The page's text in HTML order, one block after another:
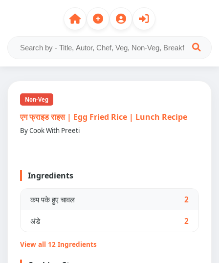
Non-Veg
एग फ्राइड राइस | Egg Fried Rice | Lunch Recipe
By Cook With Preeti
Ingredients
कप पके हुए चावल 2
अंडे 2
View all 12 Ingredients